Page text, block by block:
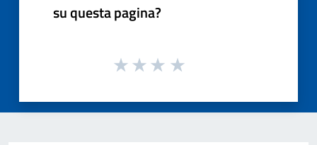
su questa pagina?